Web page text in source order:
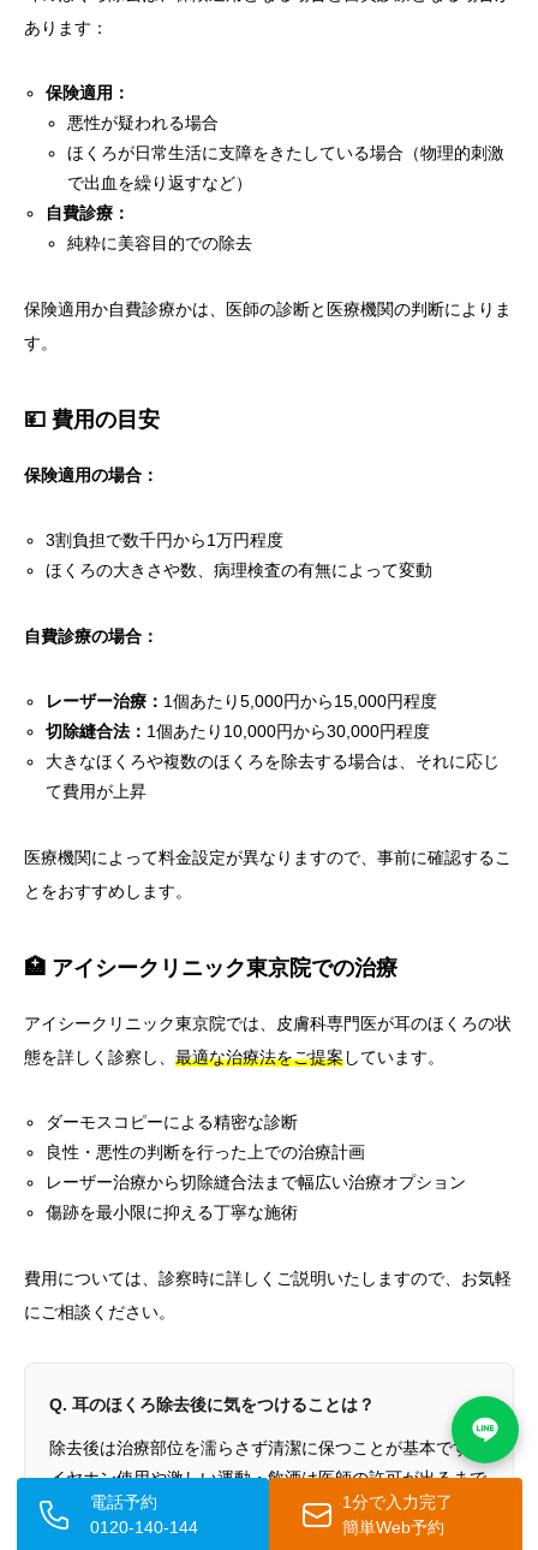
あります：
保険適用：
悪性が疑われる場合
ほくろが日常生活に支障をきたしている場合（物理的刺激
で出血を繰り返すなど）
自費診療：
純粋に美容目的での除去
保険適用か自費診療かは、医師の診断と医療機関の判断によりま
す。
💴 費用の目安
保険適用の場合：
3割負担で数千円から1万円程度
ほくろの大きさや数、病理検査の有無によって変動
自費診療の場合：
レーザー治療： 1個あたり5,000円から15,000円程度
切除縫合法： 1個あたり10,000円から30,000円程度
大きなほくろや複数のほくろを除去する場合は、それに応じ
て費用が上昇
医療機関によって料金設定が異なりますので、事前に確認するこ
とをおすすめします。
🏥 アイシークリニック東京院での治療
アイシークリニック東京院では、皮膚科専門医が耳のほくろの状
態を詳しく診察し、 最適な治療法をご提案しています。
ダーモスコピーによる精密な診断
良性・悪性の判断を行った上での治療計画
レーザー治療から切除縫合法まで幅広い治療オプション
傷跡を最小限に抑える丁寧な施術
費用については、診察時に詳しくご説明いたしますので、お気軽
にご相談ください。
Q. 耳のほくろ除去後に気をつけることは？
除去後は治療部位を濡らさず清潔に保つことが基本です。
イヤホン使用や激しい運動・飲酒は医師の許可が出るまで
控えてください。傷跡への紫外線は色素沈着の原因となる
ため日焼け止めで保護が必要です。傷口からの膿・強い痛
電話予約
0120-140-144
1分で入力完了
簡単Web予約